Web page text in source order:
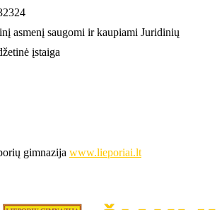
asmenį saugomi ir kaupiami Juridinių
įstaiga
gimnazija www.lieporiai.lt